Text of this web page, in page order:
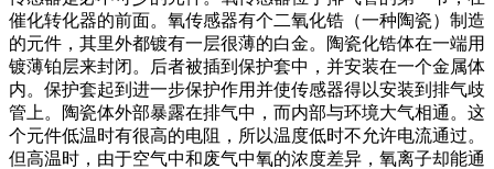
催化转化器的前面。氧传感器有个二氧化锆（一种陶瓷）制造
的元件，其里外都镀有一层很薄的白金。陶瓷化锆体在一端用
镀薄铂层来封闭。后者被插到保护套中，并安装在一个金属体
内。保护套起到进一步保护作用并使传感器得以安装到排气歧
管上。陶瓷体外部暴露在排气中，而内部与环境大气相通。这
个元件低温时有很高的电阻，所以温度低时不允许电流通过。
但高温时，由于空气中和废气中氧的浓度差异，氧离子却能通